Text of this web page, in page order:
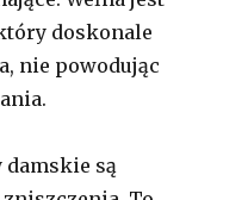
doskonale
nie powodując
damskie są